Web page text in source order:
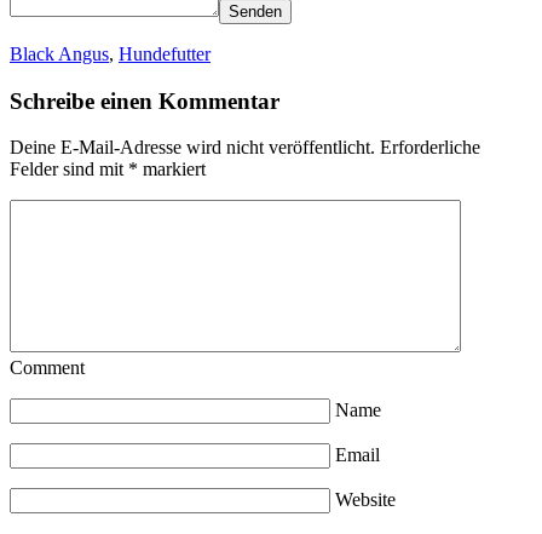
Senden
Black Angus, Hundefutter
Schreibe einen Kommentar
Deine E-Mail-Adresse wird nicht veröffentlicht. Erforderliche
Felder sind mit * markiert
Comment
Name
Email
Website